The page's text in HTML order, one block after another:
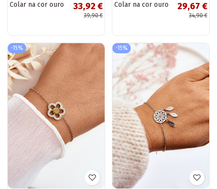
Colar na cor ouro 33,92 €
39,90 €
Colar na cor ouro 29,67 €
34,90 €
-15% -15%